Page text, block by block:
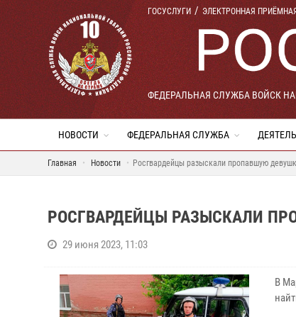
ГОСУСЛУГИ ЭЛЕКТРОННАЯ ПРИЁМНАЯ
ФЕДЕРАЛЬНАЯ СЛУЖБА ВОЙСК
НОВОСТИ ФЕДЕРАЛЬНАЯ СЛУЖБА
Главная Новости Росгвардейцы разыскали пропавшую
РОСГВАРДЕЙЦЫ РАЗЫСКАЛИ
29 июня 2023, 11:03
В